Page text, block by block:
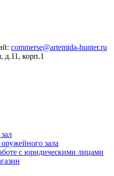
commerse@artemida-hunter.ru
д.11, корп.1
зала
с юридическими лицами